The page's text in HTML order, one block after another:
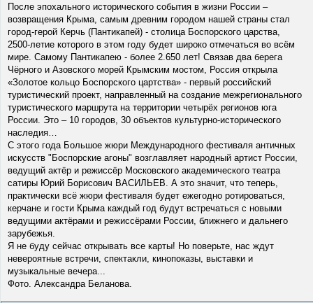
После эпохального исторического события в жизни России –
возвращения Крыма, самым древним городом нашей страны стал
город-герой Керчь (Пантикапей) - столица Боспорского царства,
2500-летие которого в этом году будет широко отмечаться во всём
мире. Самому Пантикапею - более 2.650 лет! Связав два берега
Чёрного и Азовского морей Крымским мостом, Россия открыла
«Золотое кольцо Боспорского цартства» - первый российский
туристический проект, направленный на создание межрегионального
туристического маршрута на территории четырёх регионов юга
России. Это – 10 городов, 30 объектов культурно-исторического
наследия…
С этого года Большое жюри Международного фестиваля античных
искусств "Боспорские агоны" возглавляет народный артист России,
ведущий актёр и режиссёр Московского академического театра
сатиры Юрий Борисович ВАСИЛЬЕВ. А это значит, что теперь,
практически всё жюри фестиваля будет ежегодно ротироваться,
керчане и гости Крыма каждый год будут встречаться с новыми
ведущими актёрами и режиссёрами России, ближнего и дальнего
зарубежья.
Я не буду сейчас открывать все карты! Но поверьте, нас ждут
невероятные встречи, спектакли, кинопоказы, выставки и
музыкальные вечера...
Фото. Александра Беланова.